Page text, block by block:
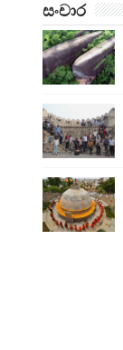
සංචාර